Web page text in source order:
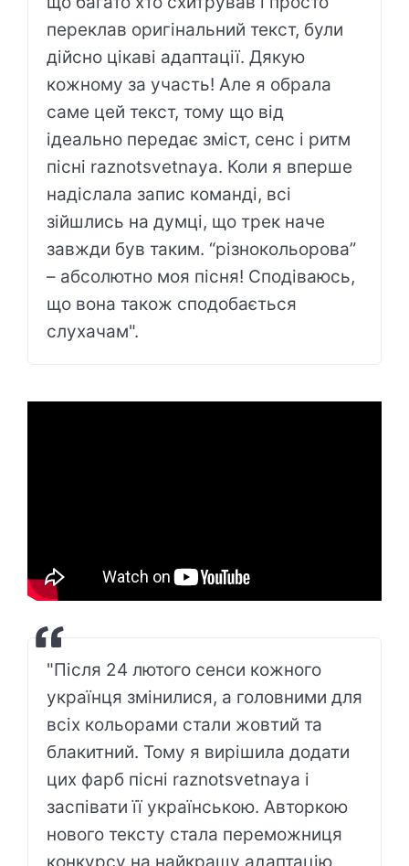
переклав оригінальний текст, були
дійсно цікаві адаптації. Дякую
кожному за участь! Але я обрала
саме цей текст, тому що від
ідеально передає зміст, сенс і ритм
пісні raznotsvetnaya. Коли я вперше
надіслала запис команді, всі
зійшлись на думці, що трек наче
завжди був таким. “різнокольорова”
– абсолютно моя пісня! Сподіваюсь,
що вона також сподобається
слухачам".
"Після 24 лютого сенси кожного
українця змінилися, а головними для
всіх кольорами стали жовтий та
блакитний. Тому я вирішила додати
цих фарб пісні raznotsvetnaya і
заспівати її українською. Авторкою
нового тексту стала переможниця